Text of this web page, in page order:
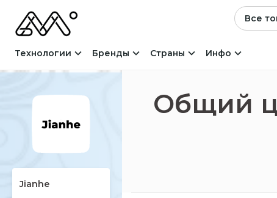
Все
Технологии Бренды Страны Инфо
Jianhe
Общий